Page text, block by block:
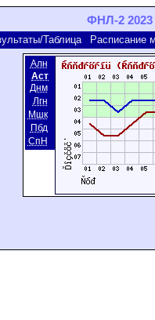
ФНЛ-2 2023
Таблица Расписание
Алн
Аст
Днм
Лгн
Мшк
Пбд
СпН